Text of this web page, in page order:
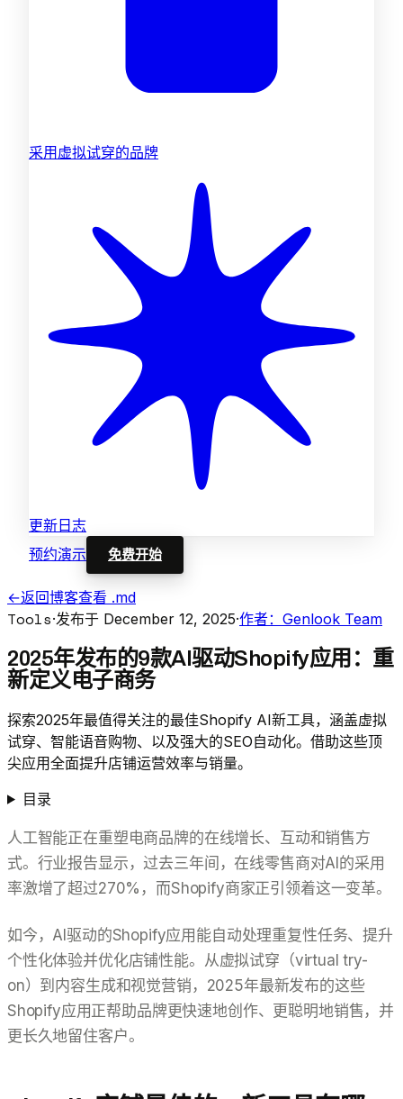
采用虚拟试穿的品牌
更新日志
预约演示
免费开始
←返回博客查看 .md
Tools·发布于 December 12, 2025·作者：Genlook Team
2025年发布的9款AI驱动Shopify应用：重
新定义电子商务
探索2025年最值得关注的最佳Shopify AI新工具，涵盖虚拟
试穿、智能语音购物、以及强大的SEO自动化。借助这些顶
尖应用全面提升店铺运营效率与销量。
目录
人工智能正在重塑电商品牌的在线增长、互动和销售方
式。行业报告显示，过去三年间，在线零售商对AI的采用
率激增了超过270%，而Shopify商家正引领着这一变革。
如今，AI驱动的Shopify应用能自动处理重复性任务、提升
个性化体验并优化店铺性能。从虚拟试穿（virtual try-
on）到内容生成和视觉营销，2025年最新发布的这些
Shopify应用正帮助品牌更快速地创作、更聪明地销售，并
更长久地留住客户。